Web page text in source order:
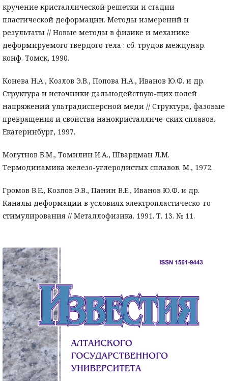
кручение кристаллической решетки и стадии
пластической деформации. Методы измерений и
результаты // Новые методы в физике и механике
деформируемого твердого тела : сб. трудов междунар.
конф. Томск, 1990.
Конева Н.А., Козлов Э.В., Попова Н.А., Иванов Ю.Ф. и др.
Структура и источники дальнодействую-щих полей
напряжений ультрадисперсной меди // Структура, фазовые
превращения и свойства нанокристалличе-ских сплавов.
Екатеринбург, 1997.
Могутнов Б.М., Томилин И.А., Шварцман Л.М.
Термодинамика железо-углеродистых сплавов. М., 1972.
Громов В.Е., Козлов Э.В., Панин В.Е., Иванов Ю.Ф. и др.
Каналы деформации в условиях электропластическо-го
стимулирования // Металлофизика. 1991. Т. 13. № 11.